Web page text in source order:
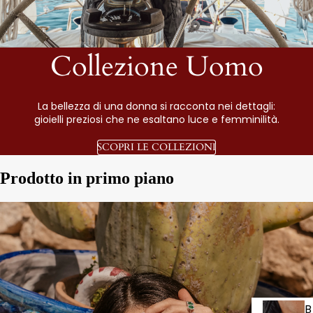
B
Collezione Uomo
La bellezza di una donna si racconta nei dettagli:
gioielli preziosi che ne esaltano luce e femminilità.
SCOPRI LE COLLEZIONI
Prodotto in primo piano